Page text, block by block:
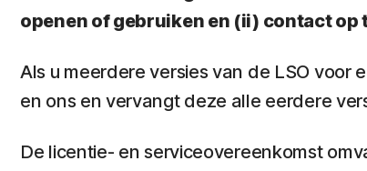
openen of gebruiken en (ii) contact
Als u meerdere versies van de LSO voor
en ons en vervangt deze alle eerdere
De licentie- en serviceovereenkomst